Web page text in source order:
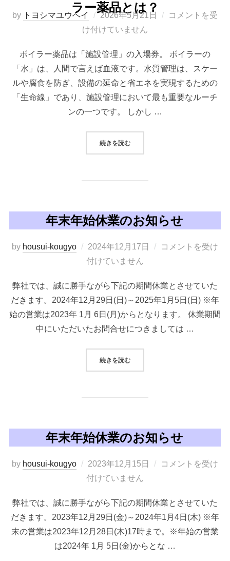
ラー薬品とは？
by トヨシマユウヘイ
投
稿
2026年5月21日
コメントを受
け付けていません
ボイラー薬品は「施設管理」の入場券。 ボイラーの
「水」は、人間で言えば血液です。水質管理は、スケー
ルや腐食を防ぎ、設備の延命と省エネを実現するための
「生命線」であり、施設管理において最も重要なルーチ
ンの一つです。 しかし …
続きを読む“【コラム】私たちにとって、ボイ
年末年始休業のお知らせ
by housui-kougyo
投
稿
2024年12月17日
コメントを受け
付けていません
弊社では、誠に勝手ながら下記の期間休業とさせていた
だきます。2024年12月29日(日)～2025年1月5日(日) ※年
始の営業は2023年 1月 6日(月)からとなります。 休業期間
中にいただいたお問合せにつきましては …
続きを読む“年末年始休業のお知らせ”
年末年始休業のお知らせ
by housui-kougyo
投
稿
2023年12月15日
コメントを受け
付けていません
弊社では、誠に勝手ながら下記の期間休業とさせていた
だきます。2023年12月29日(金)～2024年1月4日(木) ※年
末の営業は2023年12月28日(木)17時まで。※年始の営業
は2024年 1月 5日(金)からとな …